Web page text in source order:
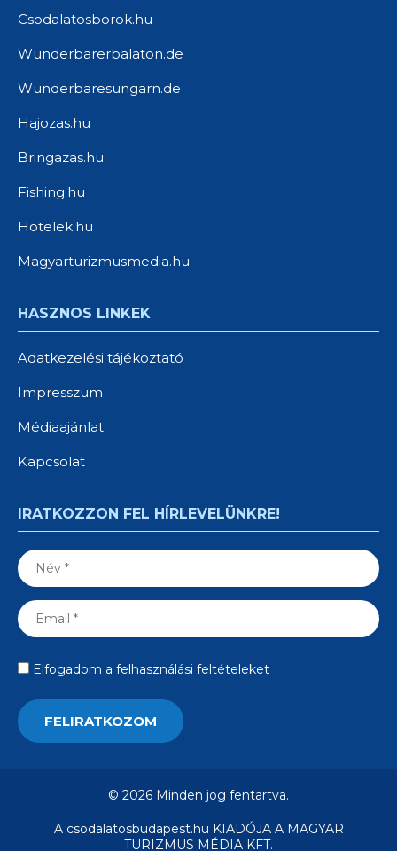
Csodalatosborok.hu
Wunderbarerbalaton.de
Wunderbaresungarn.de
Hajozas.hu
Bringazas.hu
Fishing.hu
Hotelek.hu
Magyarturizmusmedia.hu
HASZNOS LINKEK
Adatkezelési tájékoztató
Impresszum
Médiaajánlat
Kapcsolat
IRATKOZZON FEL HÍRLEVELÜNKRE!
Elfogadom a felhasználási feltételeket
© 2026 Minden jog fentartva.
A csodalatosbudapest.hu KIADÓJA A MAGYAR
TURIZMUS MÉDIA KFT.